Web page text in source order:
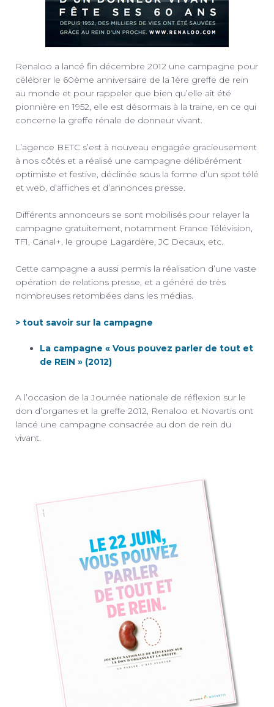
Renaloo a lancé fin décembre 2012 une campagne pour
célébrer le 60ème anniversaire de la 1ère greffe de rein
au monde et pour rappeler que bien qu’elle ait été
pionnière en 1952, elle est désormais à la traine, en ce qui
concerne la greffe rénale de donneur vivant.
L’agence BETC s’est à nouveau engagée gracieusement
à nos côtés et a réalisé une campagne délibérément
optimiste et festive, déclinée sous la forme d’un spot télé
et web, d’affiches et d’annonces presse.
Différents annonceurs se sont mobilisés pour relayer la
campagne gratuitement, notamment France Télévision,
TF1, Canal+, le groupe Lagardère, JC Decaux, etc.
Cette campagne a aussi permis la réalisation d’une vaste
opération de relations presse, et a généré de très
nombreuses retombées dans les médias.
> tout savoir sur la campagne
La campagne « Vous pouvez parler de tout et
de REIN » (2012)
A l’occasion de la Journée nationale de réflexion sur le
don d’organes et la greffe 2012, Renaloo et Novartis ont
lancé une campagne consacrée au don de rein du
vivant.